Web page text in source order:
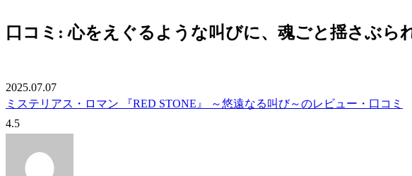
口コミ: 心をえぐるような叫びに、魂ごと揺さぶら
2025.07.07
ミステリアス・ロマン 『RED STONE』 ～悠遠なる叫び～のレビュー・口コミ
4.5